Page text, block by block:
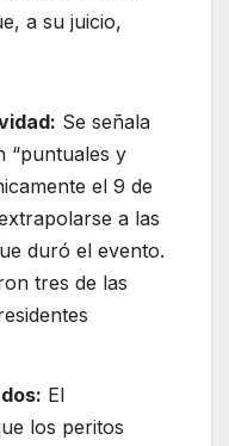
a su juicio,
Se señala
“puntuales y
el 9 de
a las
duró el evento.
tres de las
El
los peritos